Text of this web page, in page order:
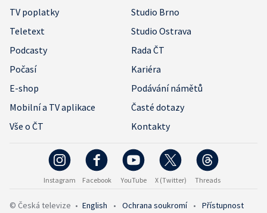
TV poplatky
Studio Brno
Teletext
Studio Ostrava
Podcasty
Rada ČT
Počasí
Kariéra
E-shop
Podávání námětů
Mobilní a TV aplikace
Časté dotazy
Vše o ČT
Kontakty
Instagram Facebook YouTube X (Twitter) Threads
© Česká televize • English • Ochrana soukromí • Přístupnost